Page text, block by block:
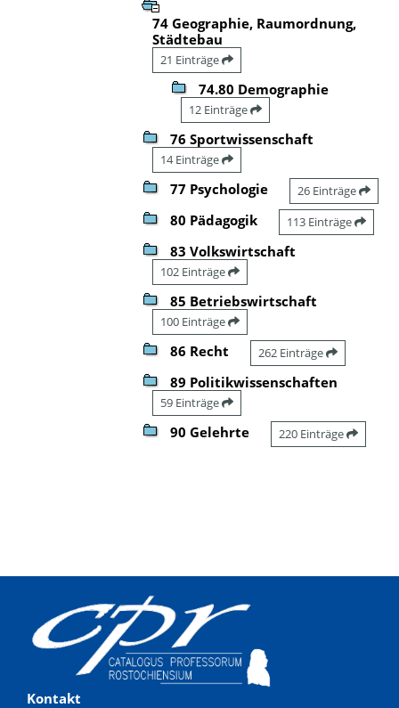
74 Geographie, Raumordnung,
Städtebau
21 Einträge
74.80 Demographie
12 Einträge
76 Sportwissenschaft
14 Einträge
77 Psychologie 26 Einträge
80 Pädagogik 113 Einträge
83 Volkswirtschaft
102 Einträge
85 Betriebswirtschaft
100 Einträge
86 Recht 262 Einträge
89 Politikwissenschaften
59 Einträge
90 Gelehrte 220 Einträge
Kontakt